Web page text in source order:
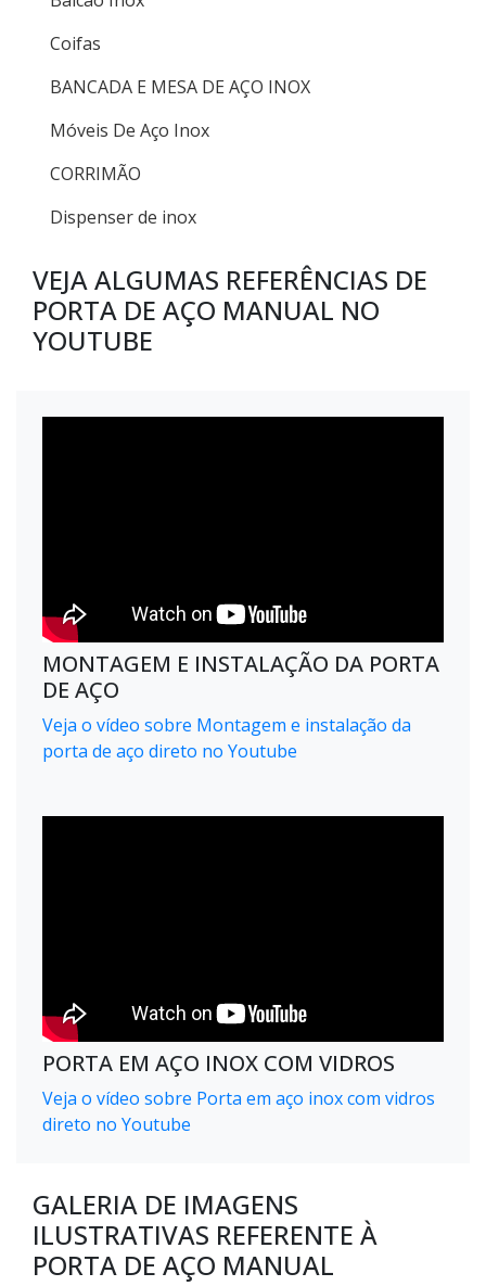
Coifas
BANCADA E MESA DE AÇO INOX
Móveis De Aço Inox
CORRIMÃO
Dispenser de inox
VEJA ALGUMAS REFERÊNCIAS DE
PORTA DE AÇO MANUAL NO
YOUTUBE
MONTAGEM E INSTALAÇÃO DA PORTA
DE AÇO
Veja o vídeo sobre Montagem e instalação da
porta de aço direto no Youtube
PORTA EM AÇO INOX COM VIDROS
Veja o vídeo sobre Porta em aço inox com vidros
direto no Youtube
GALERIA DE IMAGENS
ILUSTRATIVAS REFERENTE À
PORTA DE AÇO MANUAL